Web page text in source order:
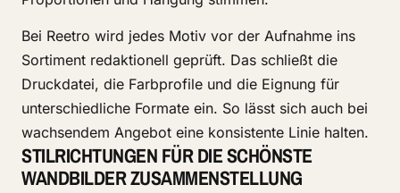
Bei Reetro wird jedes Motiv vor der Aufnahme ins
Sortiment redaktionell geprüft. Das schließt die
Druckdatei, die Farbprofile und die Eignung für
unterschiedliche Formate ein. So lässt sich auch bei
wachsendem Angebot eine konsistente Linie halten.
STILRICHTUNGEN FÜR DIE SCHÖNSTE
WANDBILDER ZUSAMMENSTELLUNG